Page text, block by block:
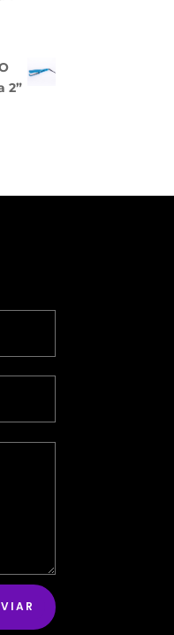
2”